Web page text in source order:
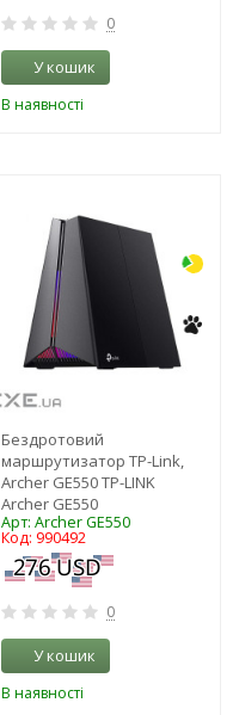
0
У кошик
В наявності
Бездротовий
маршрутизатор TP-Link,
Archer GE550 TP-LINK
Archer GE550
Арт: Archer GE550
Код: 990492
0
У кошик
В наявності